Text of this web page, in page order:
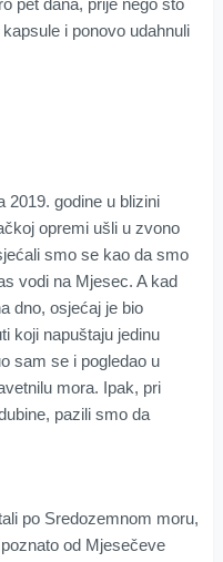
pet dana, prije nego što
i ponovo udahnuli
2019. godine u blizini
opremi ušli u zvono
smo se kao da smo
vodi na Mjesec. A kad
dno, osjećaj je bio
koji napuštaju jedinu
sam se i pogledao u
mora. Ipak, pri
pazili smo da
po Sredozemnom moru,
od Mjesečeve